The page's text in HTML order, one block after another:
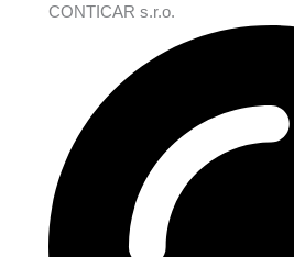
CONTICAR s.r.o.